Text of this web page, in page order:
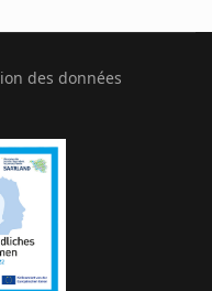
des données